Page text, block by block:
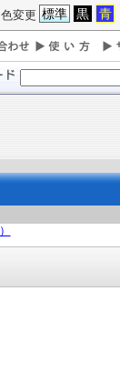
色変更 標準 黒 青